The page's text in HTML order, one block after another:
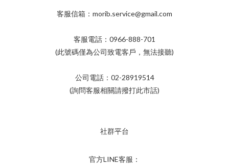
客服信箱：morib.service@gmail.com
客服電話：0966-888-701
(此號碼僅為公司致電客戶，無法接聽)
公司電話：02-28919514
(詢問客服相關請撥打此市話)
社群平台
官方LINE客服：